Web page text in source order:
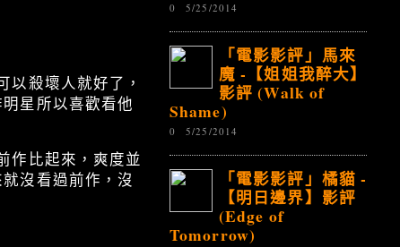
以殺壞人就好了，
星所以喜歡看他
作比起來，爽度並
沒看過前作，沒
0 5/25/2014
「電影影評」馬來
魔 -【姐姐我醉大】
影評 (Walk of
Shame)
0 5/25/2014
「電影影評」橘貓 -
【明日邊界】影評
(Edge of
Tomorrow)